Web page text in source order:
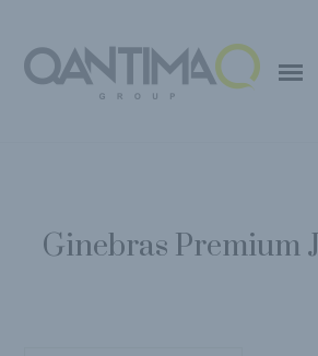
Ginebras Premium